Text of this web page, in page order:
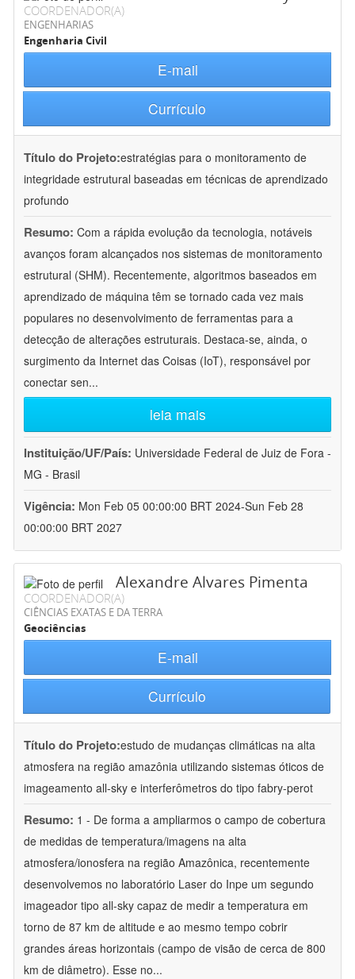
COORDENADOR(A)
ENGENHARIAS
Engenharia Civil
E-mail
Currículo
Título do Projeto:estratégias para o monitoramento de
integridade estrutural baseadas em técnicas de aprendizado
profundo
Resumo: Com a rápida evolução da tecnologia, notáveis
avanços foram alcançados nos sistemas de monitoramento
estrutural (SHM). Recentemente, algoritmos baseados em
aprendizado de máquina têm se tornado cada vez mais
populares no desenvolvimento de ferramentas para a
detecção de alterações estruturais. Destaca-se, ainda, o
surgimento da Internet das Coisas (IoT), responsável por
conectar sen...
leia mais
Instituição/UF/País: Universidade Federal de Juiz de Fora -
MG - Brasil
Vigência: Mon Feb 05 00:00:00 BRT 2024-Sun Feb 28
00:00:00 BRT 2027
Alexandre Alvares Pimenta
COORDENADOR(A)
CIÊNCIAS EXATAS E DA TERRA
Geociências
E-mail
Currículo
Título do Projeto:estudo de mudanças climáticas na alta
atmosfera na região amazônia utilizando sistemas óticos de
imageamento all-sky e interferômetros do tipo fabry-perot
Resumo: 1 - De forma a ampliarmos o campo de cobertura
de medidas de temperatura/imagens na alta
atmosfera/ionosfera na região Amazônica, recentemente
desenvolvemos no laboratório Laser do Inpe um segundo
imageador tipo all-sky capaz de medir a temperatura em
torno de 87 km de altitude e ao mesmo tempo cobrir
grandes áreas horizontais (campo de visão de cerca de 800
km de diâmetro). Esse no...